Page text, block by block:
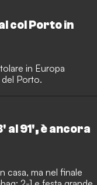
col Porto in
in Europa
Porto.
al 91', è ancora
casa, ma nel finale